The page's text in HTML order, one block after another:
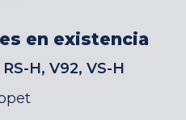
en existencia
RS-H, V92, VS-H